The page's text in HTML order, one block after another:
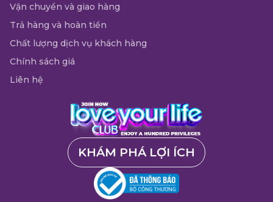
Vận chuyển và giao hàng
Trả hàng và hoàn tiền
Chất lượng dịch vụ khách hàng
Chính sách giá
Liên hệ
KHÁM PHÁ LỢI ÍCH